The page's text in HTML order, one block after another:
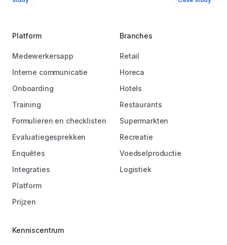
Platform
Medewerkersapp
Interne communicatie
Onboarding
Training
Formulieren en checklisten
Evaluatiegesprekken
Enquêtes
Integraties
Platform
Prijzen
Branches
Retail
Horeca
Hotels
Restaurants
Supermarkten
Recreatie
Voedselproductie
Logistiek
Kenniscentrum